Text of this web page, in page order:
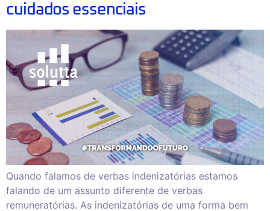
cuidados essenciais
Quando falamos de verbas indenizatórias estamos
falando de um assunto diferente de verbas
remuneratórias. As indenizatórias de uma forma bem